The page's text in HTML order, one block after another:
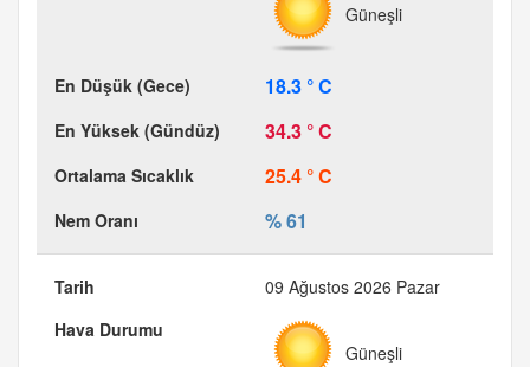
Güneşli
18.3 ° C
34.3 ° C
25.4 ° C
% 61
09 Ağustos 2026 Pazar
Güneşli